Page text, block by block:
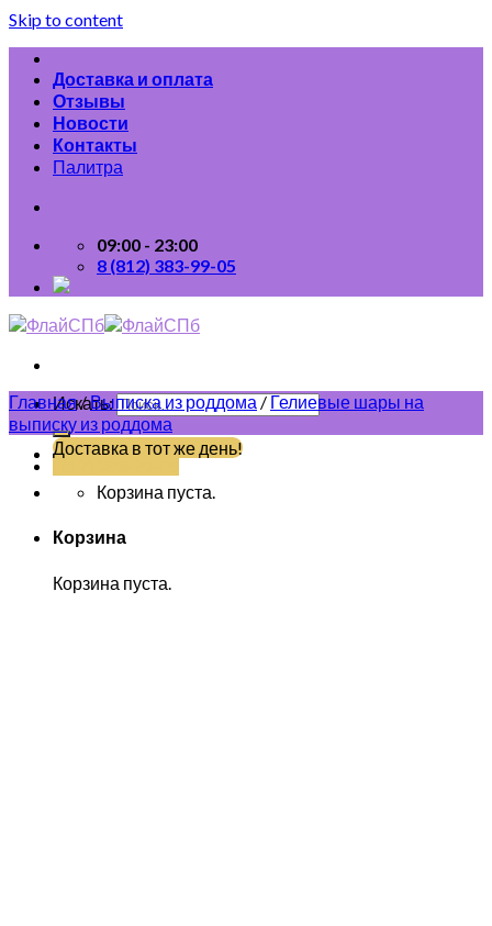
Skip to content
Доставка и оплата
Отзывы
Новости
Контакты
Палитра
09:00 - 23:00
8 (812) 383-99-05
Искать:
(812) 383-99-05
Доставка в тот же день!
Корзина пуста.
Корзина
Корзина пуста.
Главная/Выписка из роддома/Гелиевые шары на
выписку из роддома